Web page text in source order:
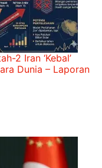
2 Iran ‘Kebal’
Dunia – Laporan